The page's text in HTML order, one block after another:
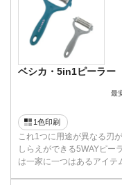
ベシカ・5in1ピーラー
最
1色印刷
これ1つに用途が異なる刃
しらえができる5WAYピー
は一家に一つはあるアイテ